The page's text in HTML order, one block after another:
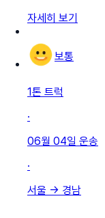
자세히 보기
보통
1톤 트럭
·
06월 04일 운송
·
서울 → 경남